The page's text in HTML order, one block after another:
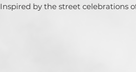
Inspired by the street celebrations